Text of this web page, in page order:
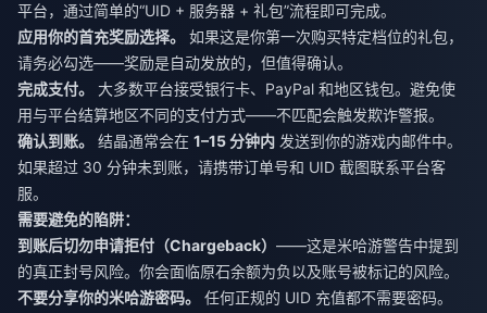
平台，通过简单的“UID + 服务器 + 礼包”流程即可完成。
应用你的首充奖励选择。
如果这是你第一次购买特定档位的礼包，
请务必勾选——奖励是自动发放的，但值得确认。
完成支付。
大多数平台接受银行卡、PayPal 和地区钱包。避免使
用与平台结算地区不同的支付方式——不匹配会触发欺诈警报。
确认到账。
结晶通常会在 1–15 分钟内 发送到你的游戏内邮件中。
如果超过 30 分钟未到账，请携带订单号和 UID 截图联系平台客
服。
需要避免的陷阱：
到账后切勿申请拒付（Chargeback） ——这是米哈游警告中提到
的真正封号风险。你会面临原石余额为负以及账号被标记的风险。
不要分享你的米哈游密码。
任何正规的 UID 充值都不需要密码。